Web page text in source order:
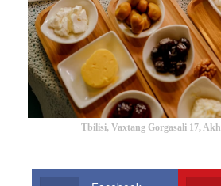
Tbilisi, Vaxtang Gorgasali 17,